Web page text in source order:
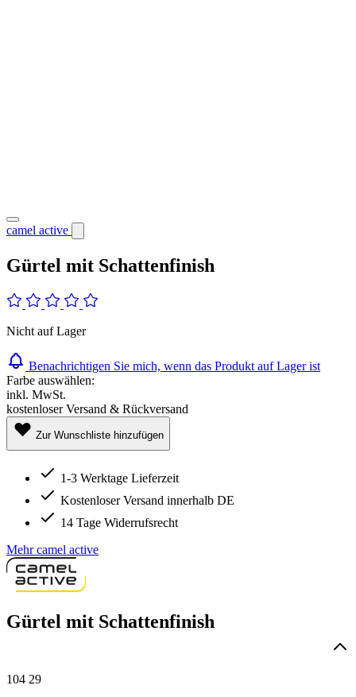
camel active
Gürtel mit Schattenfinish
Nicht auf Lager
Benachrichtigen Sie mich, wenn das Produkt auf Lager ist
Farbe auswählen:
inkl. MwSt.
kostenloser Versand & Rückversand
Zur Wunschliste hinzufügen
1-3 Werktage Lieferzeit
Kostenloser Versand innerhalb DE
14 Tage Widerrufsrecht
Mehr camel active
Gürtel mit Schattenfinish
104 29